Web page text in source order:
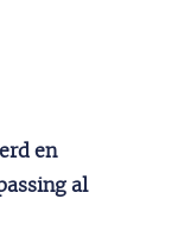
en
al